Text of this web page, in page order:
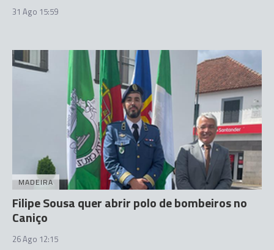
31 Ago 15:59
MADEIRA
Filipe Sousa quer abrir polo de bombeiros no
Caniço
26 Ago 12:15